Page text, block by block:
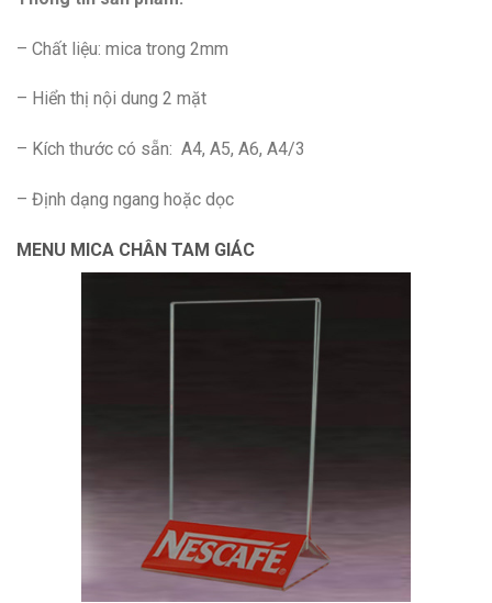
– Chất liệu: mica trong 2mm
– Hiển thị nội dung 2 mặt
– Kích thước có sẵn: A4, A5, A6, A4/3
– Định dạng ngang hoặc dọc
MENU MICA CHÂN TAM GIÁC